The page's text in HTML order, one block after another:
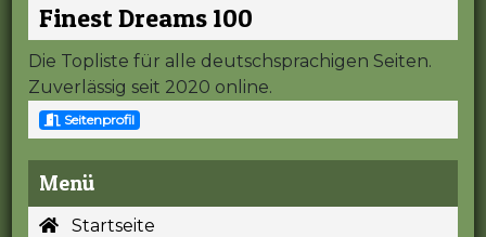
Finest Dreams 100
Die Topliste für alle deutschsprachigen Seiten.
Zuverlässig seit 2020 online.
Seitenprofil
Menü
Startseite